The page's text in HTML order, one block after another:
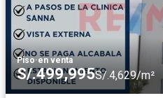
Piso·en venta
S/.499,995S/.4,629/m²